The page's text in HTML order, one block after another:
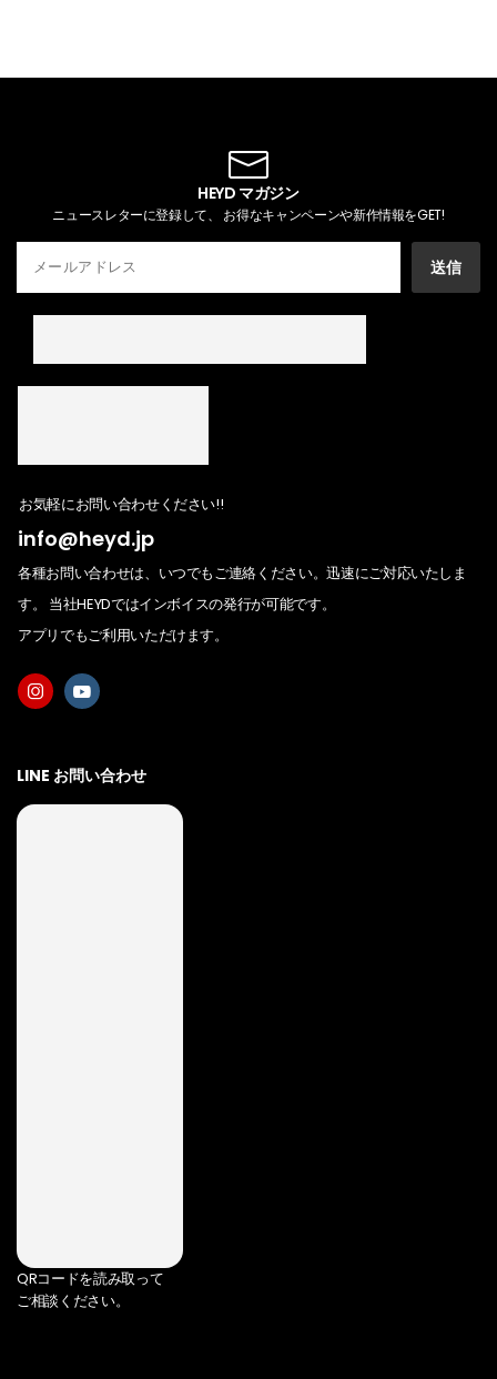
HEYD マガジン
ニュースレターに登録して、 お得なキャンペーンや新作情報をGET!
送信
お気軽にお問い合わせください!!
info@heyd.jp
各種お問い合わせは、いつでもご連絡ください。迅速にご対応いたしま
す。 当社HEYDではインボイスの発行が可能です。
アプリでもご利用いただけます。
LINE お問い合わせ
QRコードを読み取って
ご相談ください。